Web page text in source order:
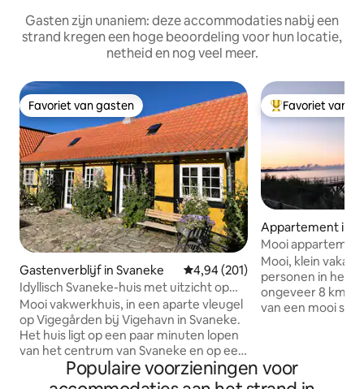
Gasten zijn unaniem: deze accommodaties nabij een
strand kregen een hoge beoordeling voor hun locatie,
netheid en nog veel meer.
Favoriet van gasten
Favoriet van gasten
Gastenverblijf in Svaneke Gemiddelde beoordeling van
4,94 (201)
Idyllisch Svaneke-huis met uitzicht op
Vigehavn
Mooi vakwerkhuis, in een aparte vleugel
op Vigegården bij Vigehavn in Svaneke.
Het huis ligt op een paar minuten lopen
van het centrum van Svaneke en op een
steenworp afstand van het Klippenpad
en heeft uitzicht op Vigehavn. Het huis
Topfavoriet van
Favoriet van
Appartement in
Mooi
in het prachtige
Mooi, klein
personen in het
ongeveer 8 km
van een mooi
dekbedden en
appartement,
Populaire voorzieningen voor